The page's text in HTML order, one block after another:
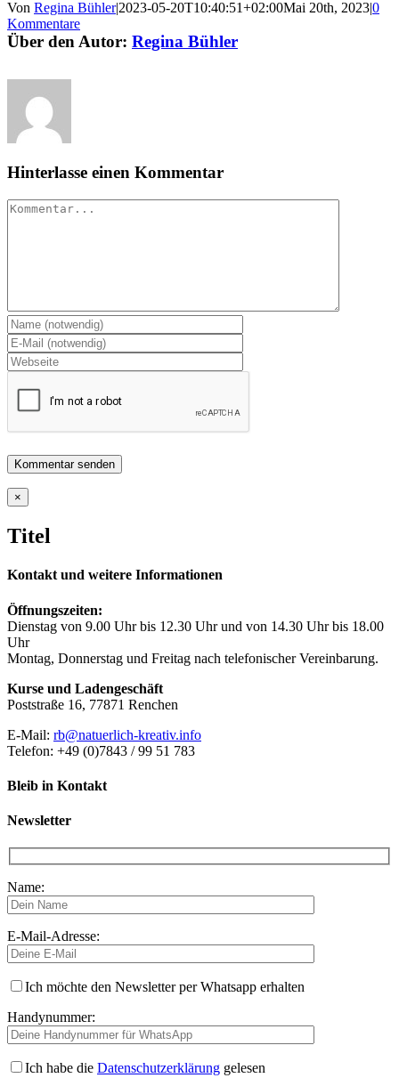
Von Regina Bühler|2023-05-20T10:40:51+02:00Mai 20th, 2023|0
Kommentare
Über den Autor: Regina Bühler
Hinterlasse einen Kommentar
Kommentar
Close
product
view
×
Titel
Kontakt und weitere Informationen
Öffnungszeiten:
Dienstag von 9.00 Uhr bis 12.30 Uhr und von 14.30 Uhr bis 18.00
Uhr
Montag, Donnerstag und Freitag nach telefonischer Vereinbarung.
Kurse und Ladengeschäft
Poststraße 16, 77871 Renchen
E-Mail: rb@natuerlich-kreativ.info
Telefon: +49 (0)7843 / 99 51 783
Bleib in Kontakt
Newsletter
Name:
E-Mail-Adresse:
Ich möchte den Newsletter per Whatsapp erhalten
Handynummer:
Ich habe die Datenschutzerklärung gelesen